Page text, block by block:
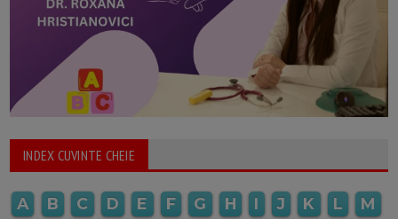
INDEX CUVINTE CHEIE
A B C D E F G H I J K L
M